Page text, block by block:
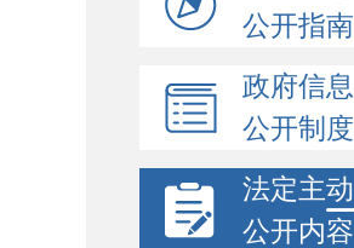
公开指南
政府信息
公开制度
法定主动
公开内容